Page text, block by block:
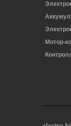
Мотор-